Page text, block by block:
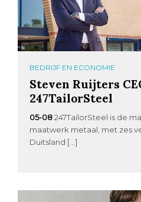
BEDRIJF EN ECONOMIE
Steven Ruijters
247TailorSteel
05-08 247TailorSteel is de
maatwerk metaal, met zes
Duitsland […]